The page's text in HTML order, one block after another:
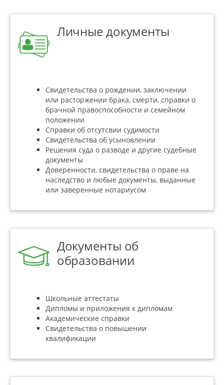
Личные документы
Свидетельства о рождении, заключении
или расторжении брака, смерти, справки о
брачной правоспособности и семейном
положении
Справки об отсутсвии судимости
Свидетельства об усыновлении
Решения суда о разводе и другие судебные
документы
Доверенности, свидетельства о праве на
наследство и любые документы, выданные
или заверенные нотариусом
Документы об
образовании
Школьные аттестаты
Дипломы и приложения к дипломам
Академические справки
Свидетельства о повышении
квалификации